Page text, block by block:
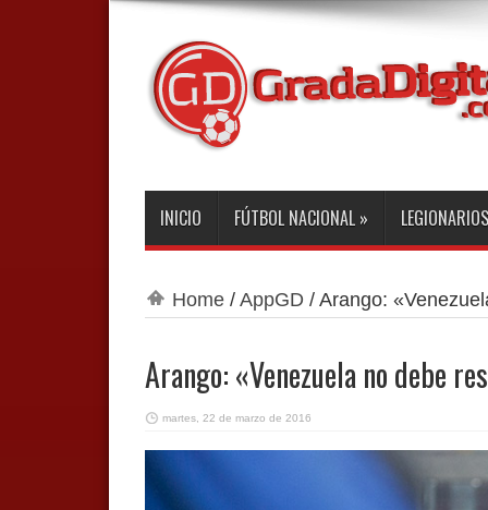
INICIO FÚTBOL NACIONAL » LEGIONARIOS
Home/ AppGD / Arango:
Arango: «Venezuela no debe
martes, 22 de marzo de 2016